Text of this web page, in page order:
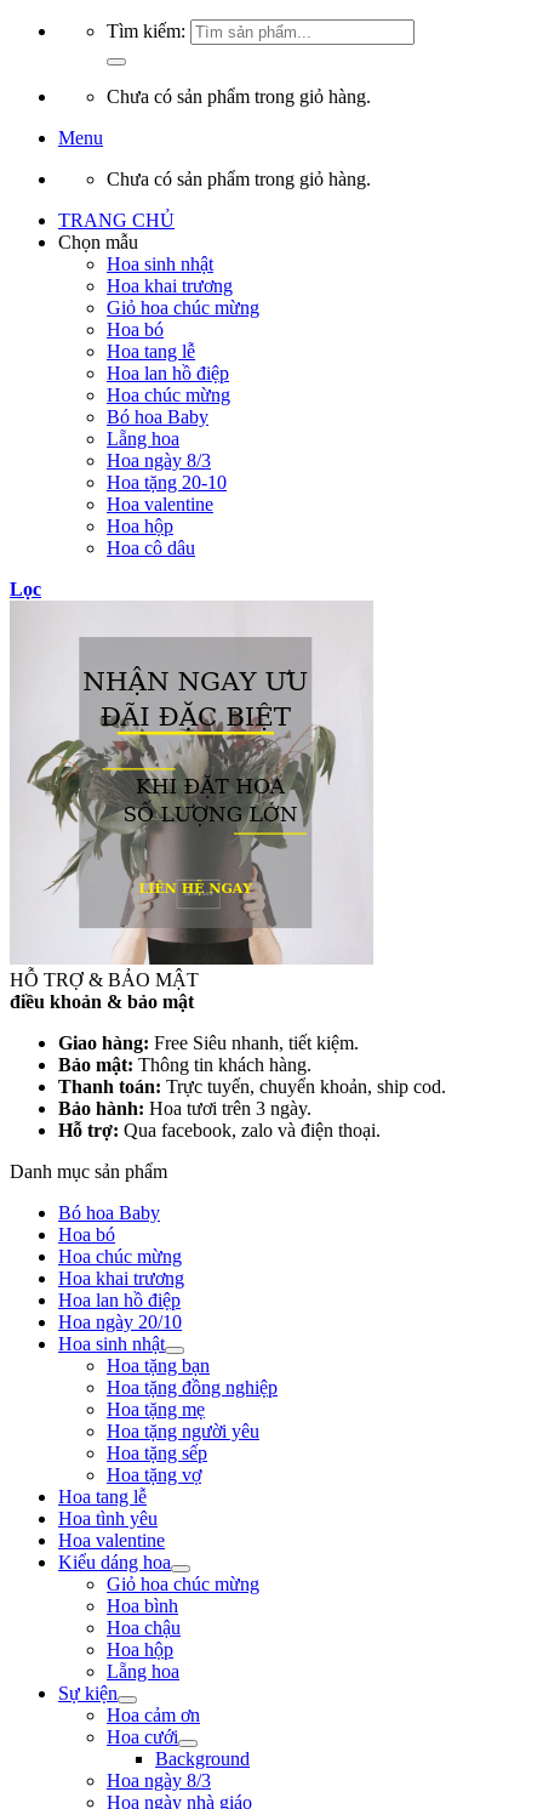
Tìm kiếm:
Chưa có sản phẩm trong giỏ hàng.
Menu
Chưa có sản phẩm trong giỏ hàng.
TRANG CHỦ
Chọn mẫu
Hoa sinh nhật
Hoa khai trương
Giỏ hoa chúc mừng
Hoa bó
Hoa tang lễ
Hoa lan hồ điệp
Hoa chúc mừng
Bó hoa Baby
Lẵng hoa
Hoa ngày 8/3
Hoa tặng 20-10
Hoa valentine
Hoa hộp
Hoa cô dâu
Lọc
HỖ TRỢ & BẢO MẬT
điều khoản & bảo mật
Giao hàng: Free Siêu nhanh, tiết kiệm.
Bảo mật: Thông tin khách hàng.
Thanh toán: Trực tuyến, chuyển khoản, ship cod.
Bảo hành: Hoa tươi trên 3 ngày.
Hỗ trợ: Qua facebook, zalo và điện thoại.
Danh mục sản phẩm
Bó hoa Baby
Hoa bó
Hoa chúc mừng
Hoa khai trương
Hoa lan hồ điệp
Hoa ngày 20/10
Hoa sinh nhật
Hoa tặng bạn
Hoa tặng đồng nghiệp
Hoa tặng mẹ
Hoa tặng người yêu
Hoa tặng sếp
Hoa tặng vợ
Hoa tang lễ
Hoa tình yêu
Hoa valentine
Kiểu dáng hoa
Giỏ hoa chúc mừng
Hoa bình
Hoa chậu
Hoa hộp
Lẵng hoa
Sự kiện
Hoa cảm ơn
Hoa cưới
Background
Hoa ngày 8/3
Hoa ngày nhà giáo